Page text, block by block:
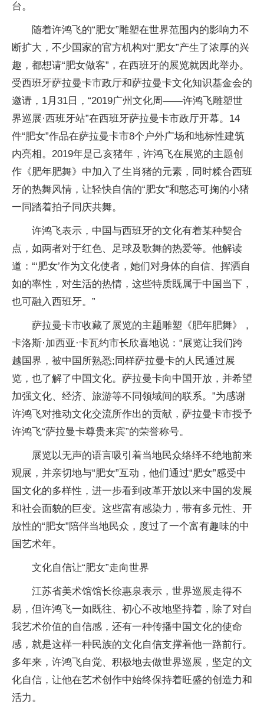
台。
随着许鸿飞的“肥女”雕塑在世界范围内的影响力不
断扩大，不少国家的官方机构对“肥女”产生了浓厚的兴
趣，都想请“肥女做客”，在西班牙的展览就因此举办。
受西班牙萨拉曼卡市政厅和萨拉曼卡文化知识基金会的
邀请，1月31日，“2019广州文化周——许鸿飞雕塑世
界巡展·西班牙站”在西班牙萨拉曼卡市政厅开幕。14
件“肥女”作品在萨拉曼卡市8个户外广场和地标性建筑
内亮相。2019年是己亥猪年，许鸿飞在展览的主题创
作《肥年肥舞》中加入了生肖猪的元素，同时糅合西班
牙的热舞风情，让轻快自信的“肥女”和憨态可掬的小猪
一同踏着拍子同庆共舞。
许鸿飞表示，中国与西班牙的文化有着某种契合
点，如两者对于红色、足球及歌舞的热爱等。他解读
道：“‘肥女’作为文化使者，她们对身体的自信、挥洒自
如的率性，对生活的热情，这些特质既属于中国当下，
也可融入西班牙。”
萨拉曼卡市收藏了展览的主题雕塑《肥年肥舞》，
卡洛斯·加西亚·卡瓦约市长欣喜地说：“展览让我们跨
越国界，被中国所熟悉;同样萨拉曼卡的人民通过展
览，也了解了中国文化。萨拉曼卡向中国开放，并希望
加强文化、经济、旅游等不同领域间的联系。”为感谢
许鸿飞对推动文化交流所作出的贡献，萨拉曼卡市授予
许鸿飞“萨拉曼卡尊贵来宾”的荣誉称号。
展览以无声的语言吸引着当地民众络绎不绝地前来
观展，并亲切地与“肥女”互动，他们通过“肥女”感受中
国文化的多样性，进一步看到改革开放以来中国的发展
和社会面貌的巨变。这些富有感染力，带有多元性、开
放性的“肥女”陪伴当地民众，度过了一个富有趣味的中
国艺术年。
文化自信让“肥女”走向世界
江苏省美术馆馆长徐惠泉表示，世界巡展走得不
易，但许鸿飞一如既往、初心不改地坚持着，除了对自
我艺术价值的自信感，还有一种传播中国文化的使命
感，就是这样一种民族的文化自信支撑着他一路前行。
多年来，许鸿飞自觉、积极地去做世界巡展，坚定的文
化自信，让他在艺术创作中始终保持着旺盛的创造力和
活力。